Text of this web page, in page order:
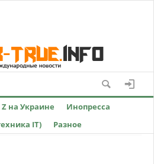
на Украине
Инопресса
IT) Разное